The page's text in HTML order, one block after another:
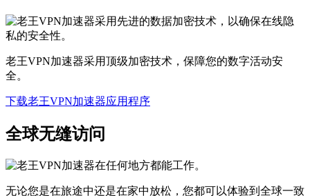
老王VPN加速器采用顶级加密技术，保障您的数字活动安
全。
下载老王VPN加速器应用程序
全球无缝访问
无论您是在旅途中还是在家中放松，您都可以体验到全球一致